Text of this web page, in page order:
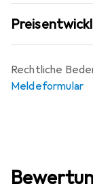
Rechtliche
Meldeformular